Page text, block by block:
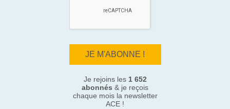
Je rejoins les 1 652
abonnés & je reçois
chaque mois la newsletter
ACE !